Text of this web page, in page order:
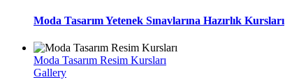
Moda Tasarım Yetenek Sınavlarına Hazırlık Kursları
Moda Tasarım Resim Kursları
Gallery